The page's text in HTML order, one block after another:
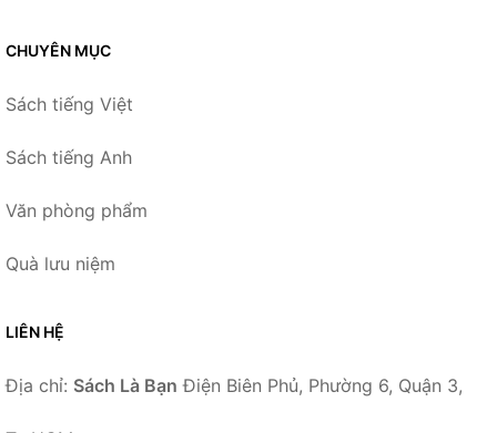
CHUYÊN MỤC
Sách tiếng Việt
Sách tiếng Anh
Văn phòng phẩm
Quà lưu niệm
LIÊN HỆ
Địa chỉ: Sách Là Bạn Điện Biên Phủ, Phường 6, Quận 3,